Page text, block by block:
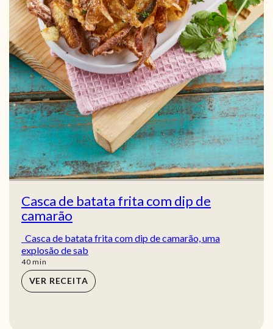
Casca de batata frita com dip de
camarão
Casca de batata frita com dip de camarão, uma
explosão de sab
40min
min
VER RECEITA